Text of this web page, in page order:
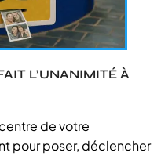
L’UNANIMITÉ À
de votre
pour poser, déclencher